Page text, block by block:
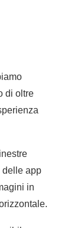
di oltre
delle app
in